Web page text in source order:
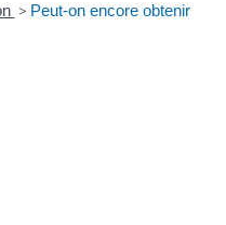
> Peut-on encore obtenir